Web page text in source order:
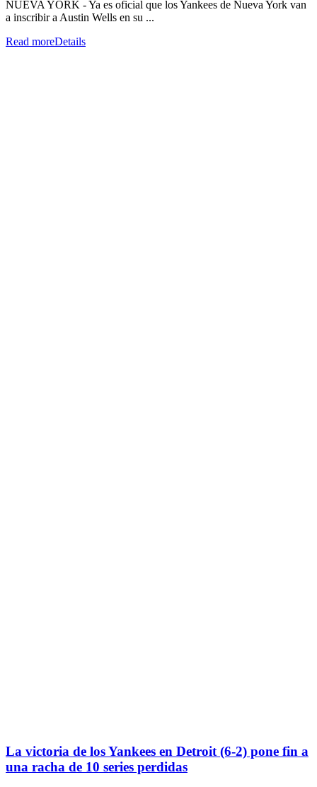
NUEVA YORK - Ya es oficial que los Yankees de Nueva York van
a inscribir a Austin Wells en su ...
Read moreDetails
La victoria de los Yankees en Detroit (6-2) pone fin a
una racha de 10 series perdidas